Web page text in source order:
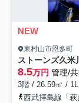
NEW
東村山市恩多町
ストーンズ久米川
8.5万円 管理/
3階 / 26.59㎡ /
西武拝島線「